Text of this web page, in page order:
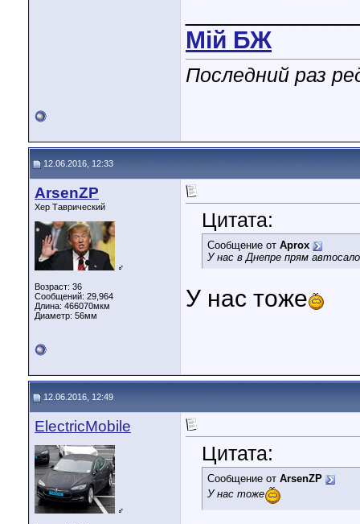
Мiй БЖ
Последний раз
12.06.2016, 12:33
ArsenZP
Хер Таврический
♂
Возраст: 36
Сообщений: 29,964
Длина: 466070мкм
Диаметр: 56мм
Цитата:
Сообщение от Aprox
У нас в Днепре прям
У нас тоже
12.06.2016, 12:49
ElectricMobile
♂
Цитата:
Сообщение от ArsenZP
У нас тоже